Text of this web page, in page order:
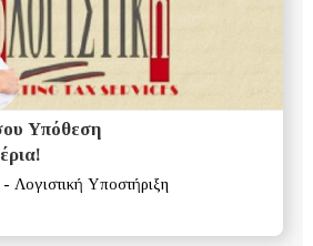
Υπόθεση
Υποστήριξη